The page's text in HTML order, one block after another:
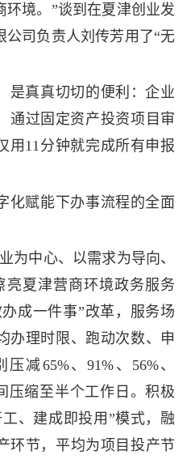
环境。”谈到在夏津创业发
公司负责人刘传芳用了“无
真真切切的便利：企业
通过固定资产投资项目审
用11分钟就完成所有申报
赋能下办事流程的全面
中心、以需求为导向、
亮夏津营商环境政务服务
成一件事”改革，服务场
办理时限、跑动次数、申
减65%、91%、56%、
压缩至半个工作日。积极
、建成即投用”模式，融
环节，平均为项目投产节